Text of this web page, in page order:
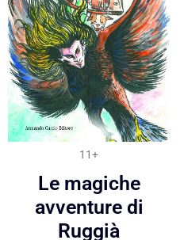
11+
Le magiche
avventure di
Ruggià